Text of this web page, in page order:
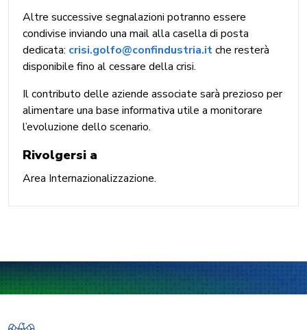
Altre successive segnalazioni potranno essere
condivise inviando una mail alla casella di posta
dedicata: crisi.golfo@confindustria.itche resterà
disponibile fino al cessare della crisi.
Il contributo delle aziende associate sarà prezioso per
alimentare una base informativa utile a monitorare
l’evoluzione dello scenario.
Rivolgersi a
Area Internazionalizzazione.